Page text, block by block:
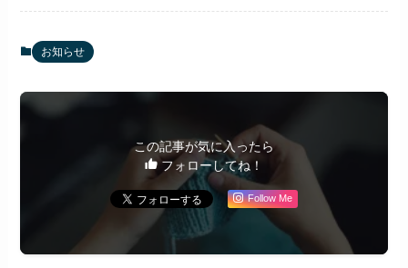
お知らせ
この記事が気に入ったら
フォローしてね！
Follow Me